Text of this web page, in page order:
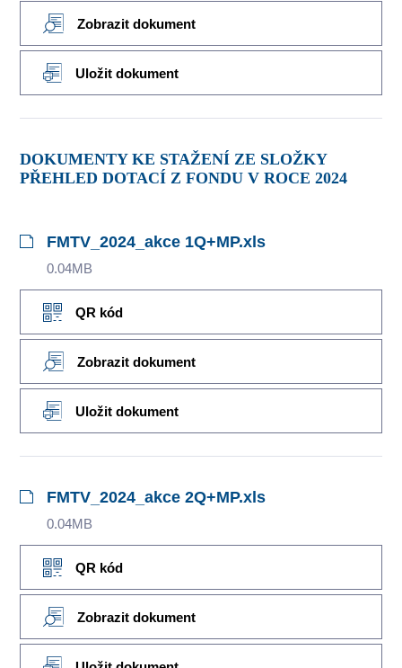
Zobrazit dokument
Uložit dokument
DOKUMENTY KE STAŽENÍ ZE SLOŽKY
PŘEHLED DOTACÍ Z FONDU V ROCE 2024
FMTV_2024_akce 1Q+MP.xls
0.04MB
QR kód
Zobrazit dokument
Uložit dokument
FMTV_2024_akce 2Q+MP.xls
0.04MB
QR kód
Zobrazit dokument